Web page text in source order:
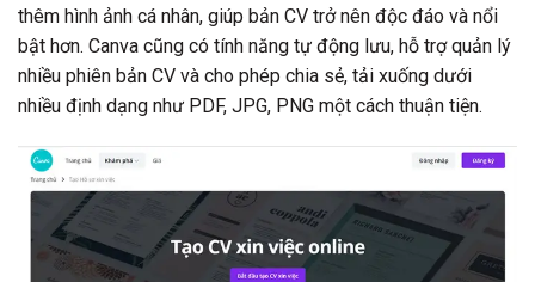
thêm hình ảnh cá nhân, giúp bản CV trở nên độc đáo và nổi
bật hơn. Canva cũng có tính năng tự động lưu, hỗ trợ quản lý
nhiều phiên bản CV và cho phép chia sẻ, tải xuống dưới
nhiều định dạng như PDF, JPG, PNG một cách thuận tiện.